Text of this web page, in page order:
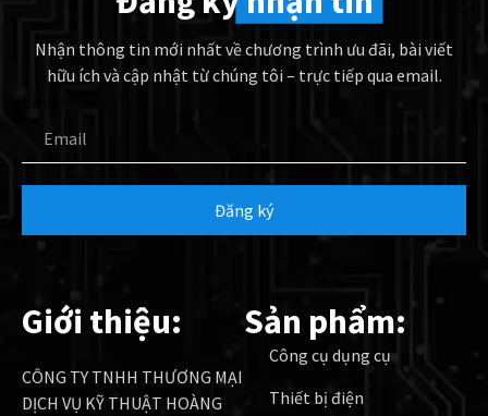
Nhận thông tin mới nhất về chương trình ưu đãi, bài viết
hữu ích và cập nhật từ chúng tôi – trực tiếp qua email.
Đăng ký
Giới thiệu:
CÔNG TY TNHH THƯƠNG MẠI
DỊCH VỤ KỸ THUẬT HOÀNG
Sản phẩm:
Công cụ dụng cụ
Thiết bị điện